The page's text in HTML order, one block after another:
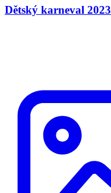
Dětský karneval 2023